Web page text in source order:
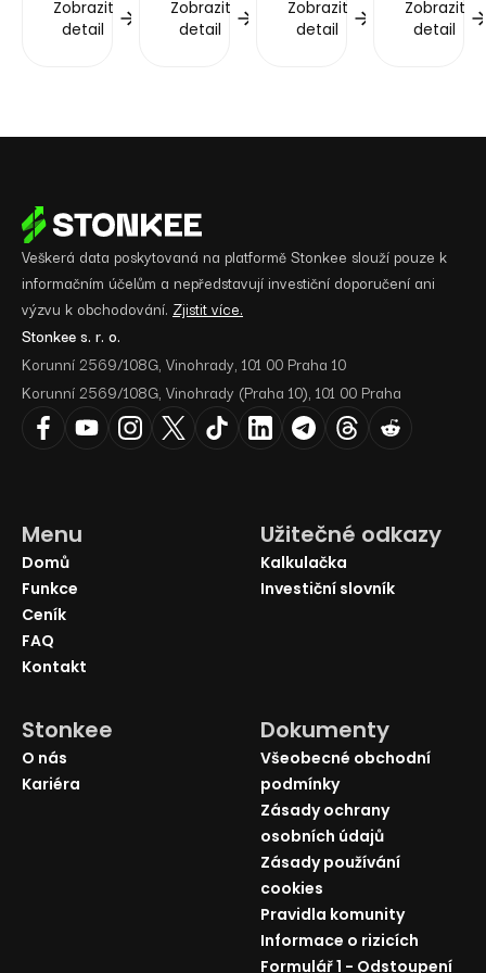
Zobrazit
detail
Zobrazit
detail
Zobrazit
detail
Zobrazit
detail
Veškerá data poskytovaná na platformě Stonkee slouží pouze k
informačním účelům a nepředstavují investiční doporučení ani
výzvu k obchodování. Zjistit více.
Stonkee s. r. o.
Korunní 2569/108G, Vinohrady, 101 00 Praha 10
Korunní 2569/108G, Vinohrady (Praha 10), 101 00 Praha
Menu
Domů
Funkce
Ceník
FAQ
Kontakt
Užitečné odkazy
Kalkulačka
Investiční slovník
Stonkee
O nás
Kariéra
Dokumenty
Všeobecné obchodní
podmínky
Zásady ochrany
osobních údajů
Zásady používání
cookies
Pravidla komunity
Informace o rizicích
Formulář 1 - Odstoupení